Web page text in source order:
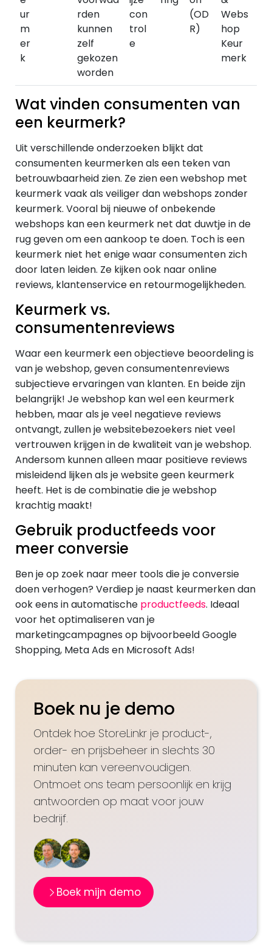
ur
m
er
k
rden
kunnen
zelf
gekozen
worden
con
trol
e
(OD
R)
Webs
hop
Keur
merk
Wat vinden consumenten van
een keurmerk?
Uit verschillende onderzoeken blijkt dat
consumenten keurmerken als een teken van
betrouwbaarheid zien. Ze zien een webshop met
keurmerk vaak als veiliger dan webshops zonder
keurmerk. Vooral bij nieuwe of onbekende
webshops kan een keurmerk net dat duwtje in de
rug geven om een aankoop te doen. Toch is een
keurmerk niet het enige waar consumenten zich
door laten leiden. Ze kijken ook naar online
reviews, klantenservice en retourmogelijkheden.
Keurmerk vs.
consumentenreviews
Waar een keurmerk een objectieve beoordeling is
van je webshop, geven consumentenreviews
subjectieve ervaringen van klanten. En beide zijn
belangrijk! Je webshop kan wel een keurmerk
hebben, maar als je veel negatieve reviews
ontvangt, zullen je websitebezoekers niet veel
vertrouwen krijgen in de kwaliteit van je webshop.
Andersom kunnen alleen maar positieve reviews
misleidend lijken als je website geen keurmerk
heeft. Het is de combinatie die je webshop
krachtig maakt!
Gebruik productfeeds voor
meer conversie
Ben je op zoek naar meer tools die je conversie
doen verhogen? Verdiep je naast keurmerken dan
ook eens in automatische productfeeds. Ideaal
voor het optimaliseren van je
marketingcampagnes op bijvoorbeeld Google
Shopping, Meta Ads en Microsoft Ads!
Boek nu je demo
Ontdek hoe StoreLinkr je product-,
order- en prijsbeheer in slechts 30
minuten kan vereenvoudigen.
Ontmoet ons team persoonlijk en krijg
antwoorden op maat voor jouw
bedrijf.
Boek mijn demo